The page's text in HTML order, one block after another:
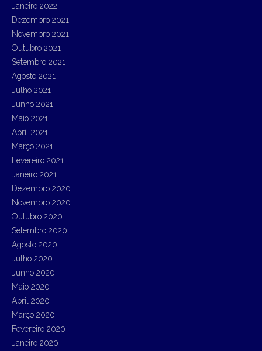
Janeiro 2022
Dezembro 2021
Novembro 2021
Outubro 2021
Setembro 2021
Agosto 2021
Julho 2021
Junho 2021
Maio 2021
Abril 2021
Março 2021
Fevereiro 2021
Janeiro 2021
Dezembro 2020
Novembro 2020
Outubro 2020
Setembro 2020
Agosto 2020
Julho 2020
Junho 2020
Maio 2020
Abril 2020
Março 2020
Fevereiro 2020
Janeiro 2020